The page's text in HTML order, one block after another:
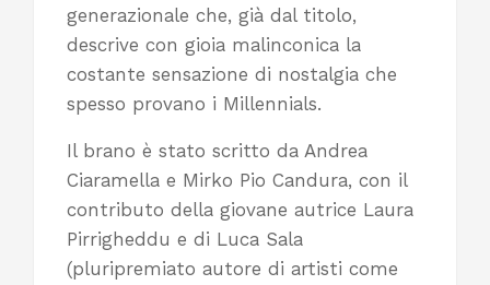
generazionale che, già dal titolo,
descrive con gioia malinconica la
costante sensazione di nostalgia che
spesso provano i Millennials.
Il brano è stato scritto da Andrea
Ciaramella e Mirko Pio Candura, con il
contributo della giovane autrice Laura
Pirrigheddu e di Luca Sala
(pluripremiato autore di artisti come